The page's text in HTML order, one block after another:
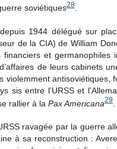
soviétiques28
1944 délégué sur
de la CIA) de William
financiers et germanophiles
de leurs cabinets
violemment antisoviétiques,
sis entre l’URSS et
rallier à la Pax Americana29
ravagée par la guerre
à sa reconstruction :